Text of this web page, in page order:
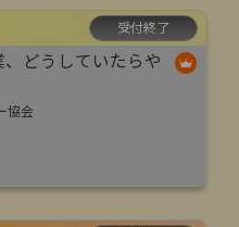
受付終了
どうしていたらや
協会